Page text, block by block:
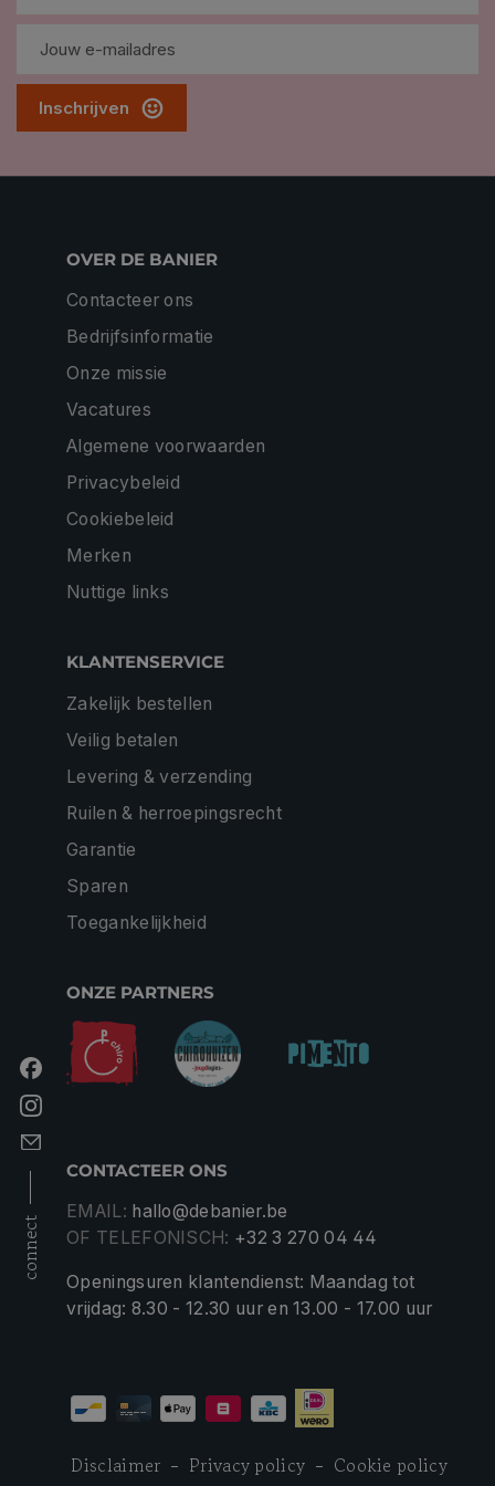
Inschrijven
connect
OVER DE BANIER
Contacteer ons
Bedrijfsinformatie
Onze missie
Vacatures
Algemene voorwaarden
Privacybeleid
Cookiebeleid
Merken
Nuttige links
KLANTENSERVICE
Zakelijk bestellen
Veilig betalen
Levering & verzending
Ruilen & herroepingsrecht
Garantie
Sparen
Toegankelijkheid
ONZE PARTNERS
CONTACTEER ONS
EMAIL: hallo@debanier.be
OF TELEFONISCH: +32 3 270 04 44
Openingsuren klantendienst: Maandag tot
vrijdag: 8.30 - 12.30 uur en 13.00 - 17.00 uur
Disclaimer Privacy policy Cookie policy